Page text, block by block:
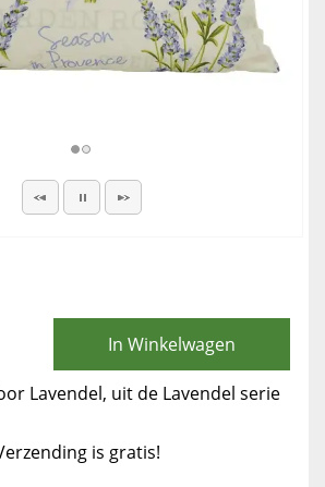
In Winkelwagen
Lavendel, uit de Lavendel serie
is gratis!